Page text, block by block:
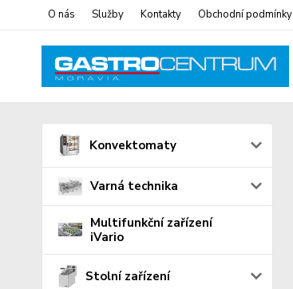
O nás Služby Kontakty Obchodní podmínky
Konvektomaty
Varná technika
Multifunkční zařízení
iVario
Stolní zařízení